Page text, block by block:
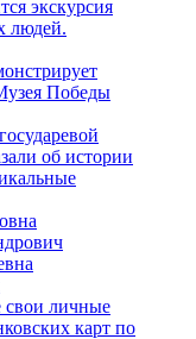
экскурсия
людей.
Победы
об истории
свои личные
карт по